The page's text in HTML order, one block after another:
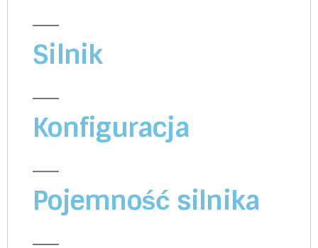
Silnik
Konfiguracja
Pojemność silnika